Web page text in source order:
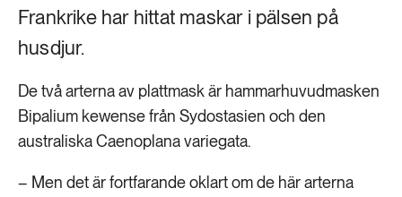
Frankrike har hittat maskar i pälsen på
husdjur.
De två arterna av plattmask är hammarhuvudmasken
Bipalium kewense från Sydostasien och den
australiska Caenoplana variegata.
– Men det är fortfarande oklart om de här arterna